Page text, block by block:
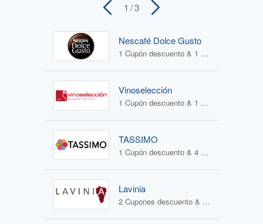
1 / 3
Nescafé Dolce Gusto
1 Cupón descuento & 1 Oferta
Vinoselección
1 Cupón descuento & 1 Oferta
TASSIMO
1 Cupón descuento & 4 Ofertas
Lavinia
2 Cupones descuento & 1 Oferta